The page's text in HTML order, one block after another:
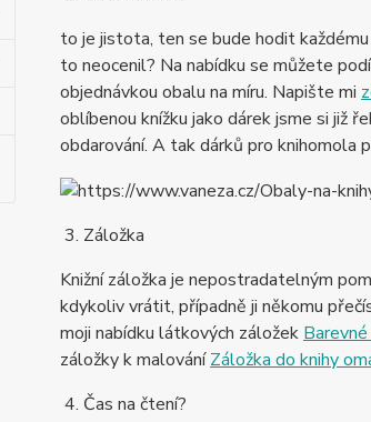
to je jistota, ten se bude hodit
to neocenil? Na nabídku se můžete
objednávkou obalu na míru. Napište mi
oblíbenou knížku jako dárek jsme si již
obdarování. A tak dárků pro knihomola
3. Záložka
Knižní záložka je nepostradatelným
kdykoliv vrátit, případně ji někomu
moji nabídku látkových záložek
záložky k malováníZáložka do knihy
4. Čas na čtení?